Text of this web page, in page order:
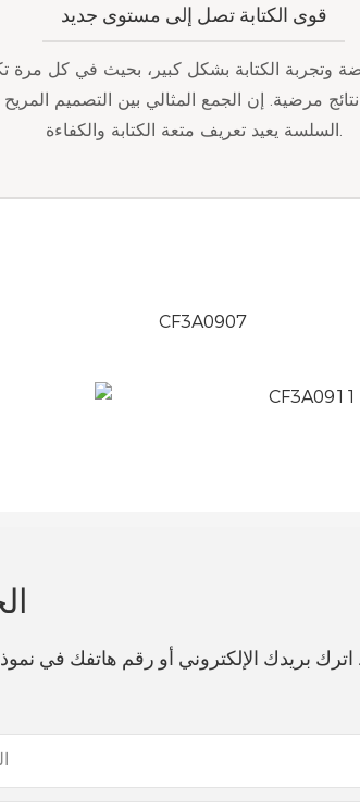
قوى الكتابة تصل إلى مستوى جديد
وتجربة الكتابة بشكل كبير، بحيث في كل مرة
مرضية. إن الجمع المثالي بين التصميم المريح
السلسة يعيد تعريف متعة الكتابة والكفاءة.
بريدك الإلكتروني أو رقم هاتفك في